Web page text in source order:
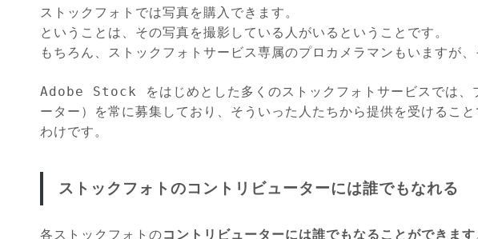
ストックフォトでは写真を購入できます。
ということは、その写真を撮影している人がいるということです。
もちろん、ストックフォトサービス専属のプロカメラマンもいますが、
Adobe Stock をはじめとした多くのストックフォトサービスでは、
ーター）を常に募集しており、そういった人たちから提供を受けるこ
わけです。
ストックフォトのコントリビューターには誰でもなれる
各ストックフォトのコントリビューターには誰でもなることができます